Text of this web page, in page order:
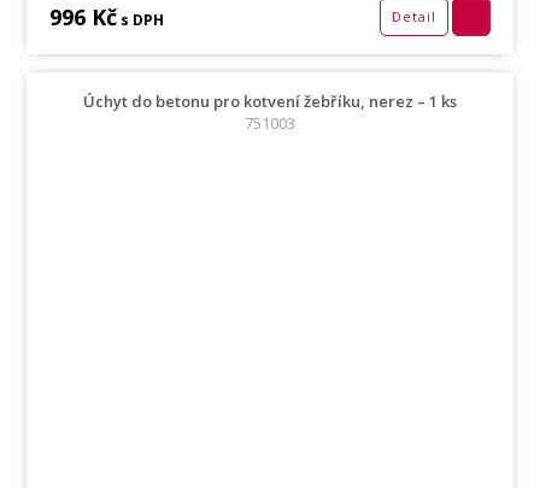
996 Kč s DPH Detail
Úchyt do betonu pro kotvení žebříku, nerez – 1 ks
751003